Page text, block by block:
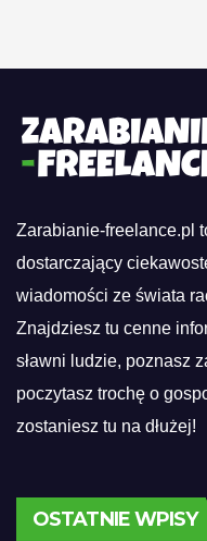
Zarabianie-freelance.pl
dostarczający
wiadomości ze świata
Znajdziesz tu cenne
sławni ludzie, poznasz
poczytasz trochę o
zostaniesz tu na dłużej!
OSTATNIE WPISY